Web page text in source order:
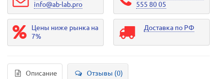
info@ab-lab.pro
555 80 05
Цены ниже рынка на
7%
Доставка по РФ
Описание Отзывы (0)